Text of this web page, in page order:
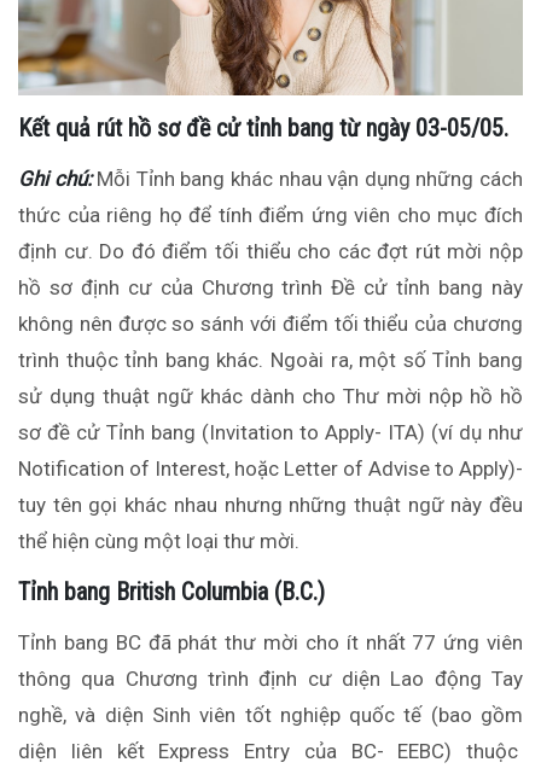
Kết quả rút hồ sơ đề cử tỉnh bang từ ngày 03-05/05.
Ghi chú:Mỗi Tỉnh bang khác nhau vận dụng những cách
thức của riêng họ để tính điểm ứng viên cho mục đích
định cư. Do đó điểm tối thiểu cho các đợt rút mời nộp
hồ sơ định cư của Chương trình Đề cử tỉnh bang này
không nên được so sánh với điểm tối thiểu của chương
trình thuộc tỉnh bang khác. Ngoài ra, một số Tỉnh bang
sử dụng thuật ngữ khác dành cho Thư mời nộp hồ hồ
sơ đề cử Tỉnh bang (Invitation to Apply- ITA) (ví dụ như
Notification of Interest, hoặc Letter of Advise to Apply)-
tuy tên gọi khác nhau nhưng những thuật ngữ này đều
thể hiện cùng một loại thư mời.
Tỉnh bang British Columbia (B.C.)
Tỉnh bang BC đã phát thư mời cho ít nhất 77 ứng viên
thông qua Chương trình định cư diện Lao động Tay
nghề, và diện Sinh viên tốt nghiệp quốc tế (bao gồm
diện liên kết Express Entry của BC- EEBC) thuộc